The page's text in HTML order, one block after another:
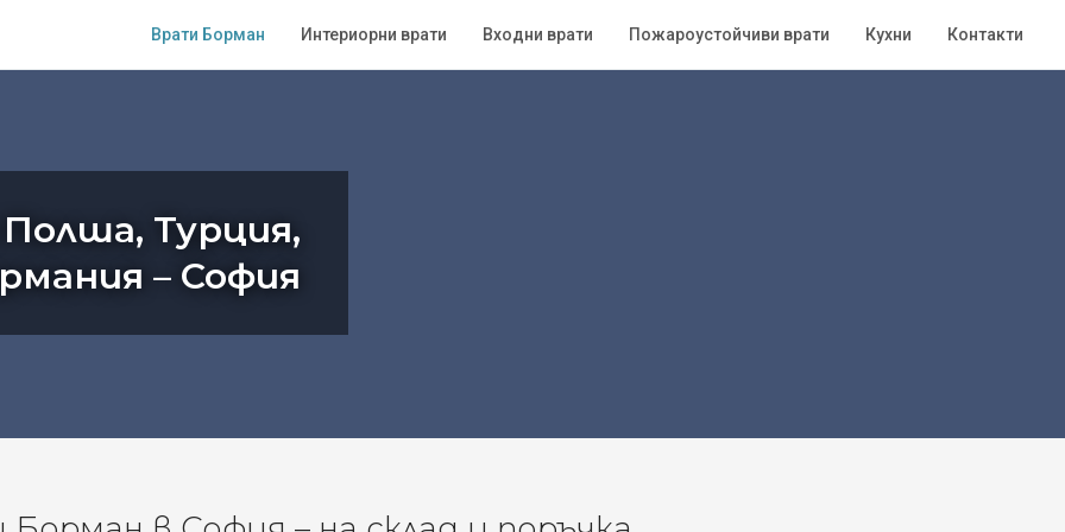
Врати Борман Интериорни врати Входни врати Пожароустойчиви врати Кухни Контакти
Турция,
– София